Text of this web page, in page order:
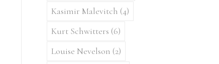
Kasimir Malevitch (4)
Kurt Schwitters (6)
Louise Nevelson (2)